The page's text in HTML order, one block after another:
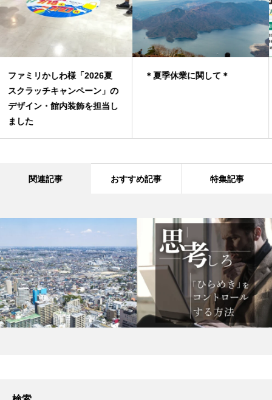
＊夏季休業に関して＊
猛暑の撮影現場で気を付けて
関連記事 おすすめ記事 特集記事